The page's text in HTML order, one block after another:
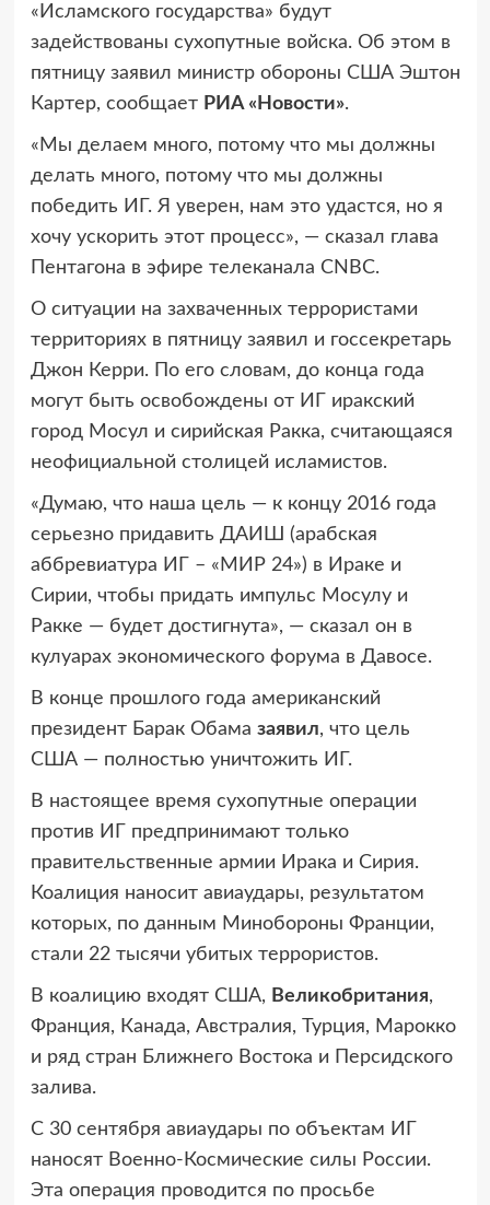
«Исламского государства» будут
задействованы сухопутные войска. Об этом в
пятницу заявил министр обороны США Эштон
Картер, сообщает РИА «Новости».
«Мы делаем много, потому что мы должны
делать много, потому что мы должны
победить ИГ. Я уверен, нам это удастся, но я
хочу ускорить этот процесс», — сказал глава
Пентагона в эфире телеканала CNBC.
О ситуации на захваченных террористами
территориях в пятницу заявил и госсекретарь
Джон Керри. По его словам, до конца года
могут быть освобождены от ИГ иракский
город Мосул и сирийская Ракка, считающаяся
неофициальной столицей исламистов.
«Думаю, что наша цель — к концу 2016 года
серьезно придавить ДАИШ (арабская
аббревиатура ИГ – «МИР 24») в Ираке и
Сирии, чтобы придать импульс Мосулу и
Ракке — будет достигнута», — сказал он в
кулуарах экономического форума в Давосе.
В конце прошлого года американский
президент Барак Обама заявил, что цель
США — полностью уничтожить ИГ.
В настоящее время сухопутные операции
против ИГ предпринимают только
правительственные армии Ирака и Сирия.
Коалиция наносит авиаудары, результатом
которых, по данным Минобороны Франции,
стали 22 тысячи убитых террористов.
В коалицию входят США, Великобритания,
Франция, Канада, Австралия, Турция, Марокко
и ряд стран Ближнего Востока и Персидского
залива.
С 30 сентября авиаудары по объектам ИГ
наносят Военно-Космические силы России.
Эта операция проводится по просьбе